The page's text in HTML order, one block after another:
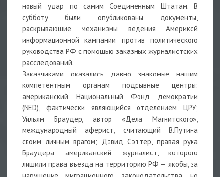
новый удар по самим Соединенным Штатам. В
субботу были опубликованы документы,
раскрывающие механизмы ведения Америкой
информационной кампании против политического
руководства РФ с помощью заказных журналистских
расследований.
Заказчиками оказались давно знакомые нашим
компетентным органам подрывные центры:
американский Национальный Фонд демократии
(NED), фактически являющийся отделением ЦРУ;
Уильям Браудер, автор «Дела Магнитского»,
международный аферист, считающий В.Путина
своим личным врагом; Дэвид Сэттер, правая рука
Браудера, американский журналист, которого
лишили права въезда на территорию РФ — якобы, за